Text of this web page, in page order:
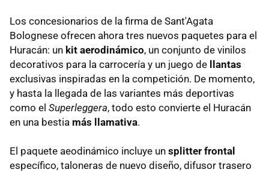
Los concesionarios de la firma de Sant'Agata
Bolognese ofrecen ahora tres nuevos paquetes para el
Huracán: un kit aerodinámico, un conjunto de vinilos
decorativos para la carrocería y un juego de llantas
exclusivas inspiradas en la competición. De momento,
y hasta la llegada de las variantes más deportivas
como el Superleggera, todo esto convierte el Huracán
en una bestia más llamativa.
El paquete aeodinámico incluye un splitter frontal
específico, taloneras de nuevo diseño, difusor trasero